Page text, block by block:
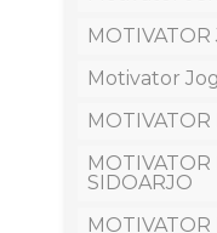
MOTIVATOR
Motivator
MOTIVATOR
MOTIVATOR
SIDOARJO
MOTIVATOR